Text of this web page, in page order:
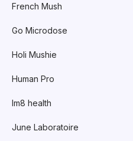
French Mush
Go Microdose
Holi Mushie
Human Pro
Im8 health
June Laboratoire